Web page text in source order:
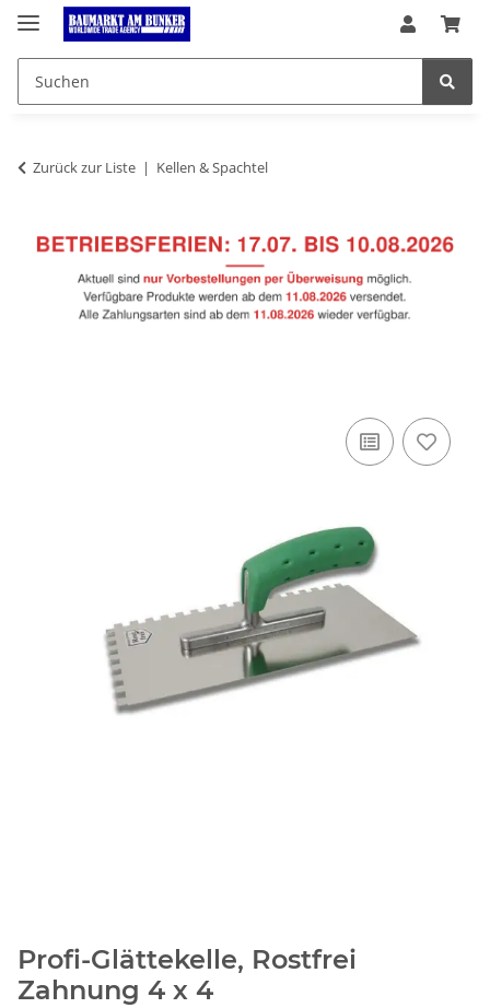
Zurück zur Liste Kellen & Spachtel
Profi-Glättekelle, Rostfrei
Zahnung 4 x 4